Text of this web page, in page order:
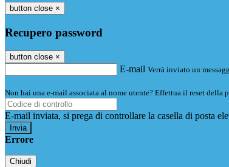
button close ×
Recupero password
button close ×
E-mail Verrà inviato un
Non hai una e-mail associata al nome utente? Effettua il reset della
E-mail inviata, si prega di controllare la casella di posta
Errore
Chiudi